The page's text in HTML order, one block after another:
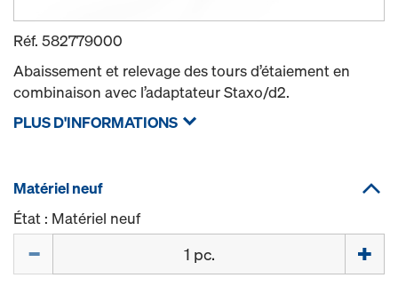
Réf. 582779000
Abaissement et relevage des tours d’étaiement en
combinaison avec l’adaptateur Staxo/d2.
PLUS D'INFORMATIONS
Matériel neuf
État : Matériel neuf